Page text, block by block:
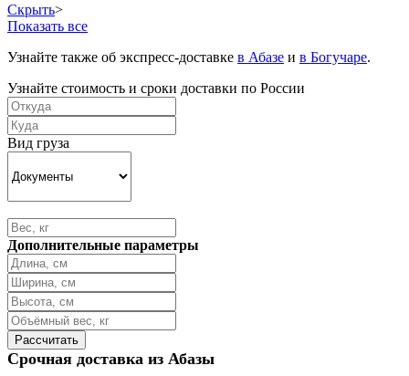
Скрыть>
Показать все
Узнайте также об экспресс-доставке в Абазе и в Богучаре.
Узнайте стоимость и сроки доставки по России
Вид груза
Дополнительные параметры
Срочная доставка из Абазы